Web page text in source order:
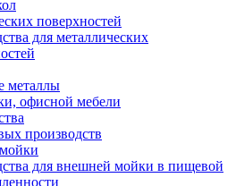
поверхностей
для металлических
металлы
офисной мебели
производств
для внешней мойки в пищевой